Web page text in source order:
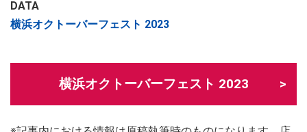
DATA
横浜オクトーバーフェスト 2023
横浜オクトーバーフェスト 2023